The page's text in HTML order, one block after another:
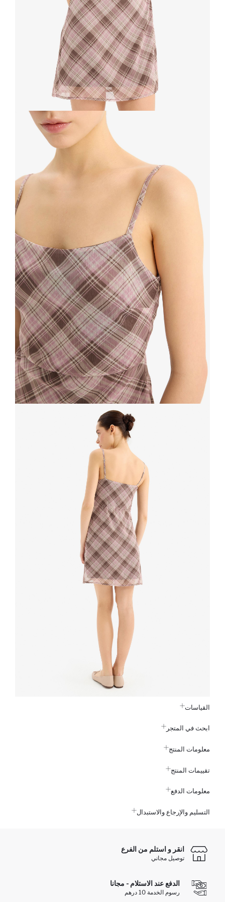
القياسات
ابحث في المتجر
معلومات المنتج
تقييمات المنتج
معلومات الدفع
التسليم والإرجاع والاستبدال
انقر و استلم من الفرع
توصيل مجاني
الدفع عند الاستلام - مجانا
رسوم الخدمة 10 درهم